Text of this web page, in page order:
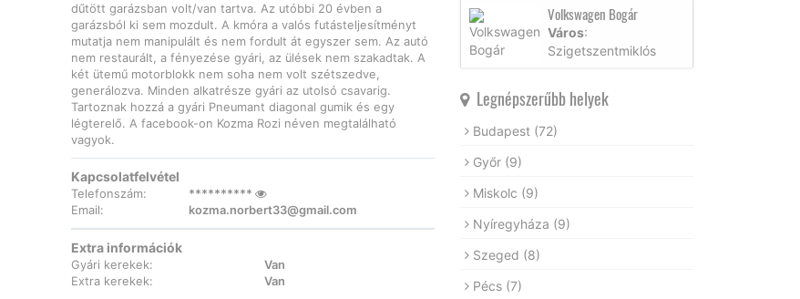
dűtött garázsban volt/van tartva. Az utóbbi 20 évben a
garázsból ki sem mozdult. A kmóra a valós futásteljesítményt
mutatja nem manipulált és nem fordult át egyszer sem. Az autó
nem restaurált, a fényezése gyári, az ülések nem szakadtak. A
két ütemű motorblokk nem soha nem volt szétszedve,
generálozva. Minden alkatrésze gyári az utolsó csavarig.
Tartoznak hozzá a gyári Pneumant diagonal gumik és egy
légterelő. A facebook-on Kozma Rozi néven megtalálható
vagyok.
Kapcsolatfelvétel
Telefonszám:
**********
Email:
kozma.norbert33@gmail.com
Extra információk
Gyári kerekek:
Van
Extra kerekek:
Van
Volkswagen Bogár
Város:
Szigetszentmiklós
Legnépszerűbb helyek
Budapest (72)
Győr (9)
Miskolc (9)
Nyíregyháza (9)
Szeged (8)
Pécs (7)